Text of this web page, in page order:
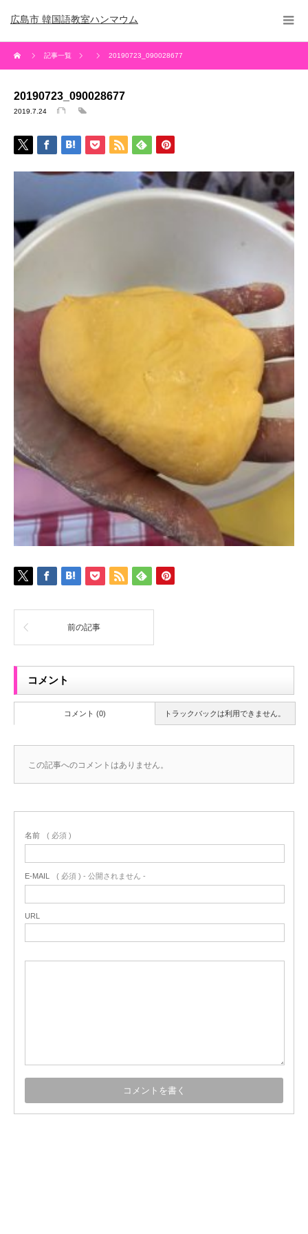
広島市 韓国語教室ハンマウム
記事一覧 20190723_090028677
20190723_090028677
2019.7.24
前の記事
コメント
トラックバックは利用できません。
コメント (0)
この記事へのコメントはありません。
名前 ( 必須 )
E-MAIL ( 必須 ) - 公開されません -
URL